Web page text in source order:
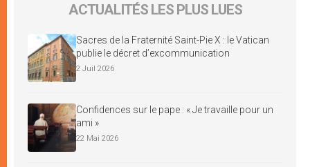
ACTUALITÉS LES PLUS LUES
Sacres de la Fraternité Saint-Pie X : le Vatican
publie le décret d’excommunication
2 Juil 2026
Confidences sur le pape : « Je travaille pour un
ami »
22 Mai 2026